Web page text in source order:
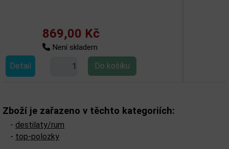
Zboží je zařazeno v těchto kategoriích:
- destilaty/rum
- top-polozky